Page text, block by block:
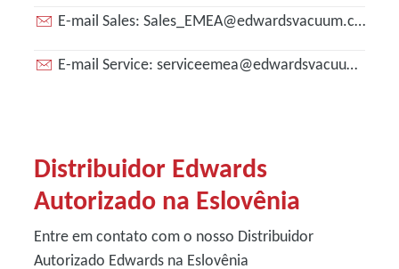
E-mail Sales: Sales_EMEA@edwardsvacuum.com
E-mail Service: serviceemea@edwardsvacuum.com
Distribuidor Edwards
Autorizado na Eslovênia
Entre em contato com o nosso Distribuidor
Autorizado Edwards na Eslovênia